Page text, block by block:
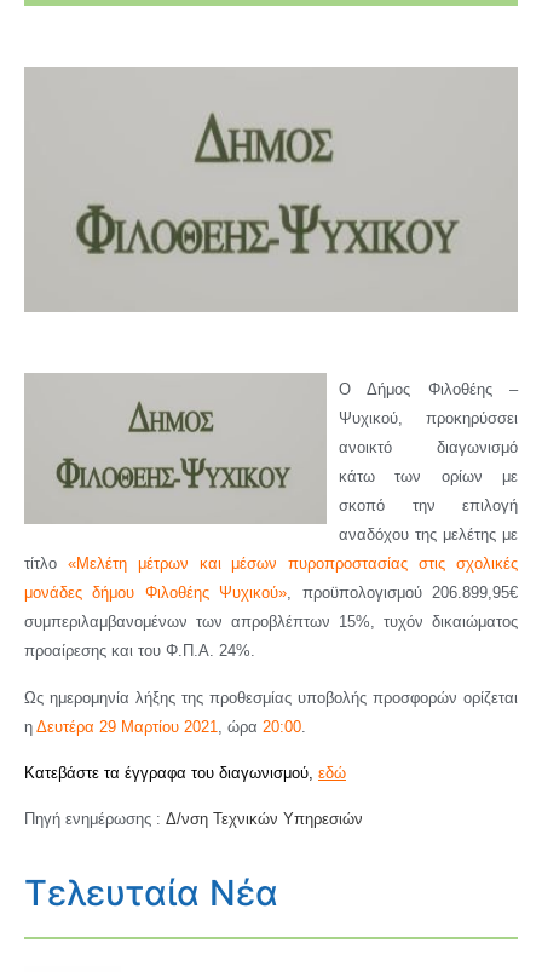
Ο Δήμος Φιλοθέης –
Ψυχικού, προκηρύσσει
ανοικτό διαγωνισμό
κάτω των ορίων με
σκοπό την επιλογή
αναδόχου της μελέτης με
τίτλο «Μελέτη μέτρων και μέσων πυροπροστασίας στις σχολικές
μονάδες δήμου Φιλοθέης Ψυχικού», προϋπολογισμού 206.899,95€
συμπεριλαμβανομένων των απροβλέπτων 15%, τυχόν δικαιώματος
προαίρεσης και του Φ.Π.Α. 24%.
Ως ημερομηνία λήξης της προθεσμίας υποβολής προσφορών ορίζεται
η Δευτέρα 29 Μαρτίου 2021 , ώρα 20:00
Κατεβάστε τα έγγραφα του διαγωνισμού, εδώ
Πηγή ενημέρωσης : Δ/νση Τεχνικών Υπηρεσιών
Τελευταία Νέα